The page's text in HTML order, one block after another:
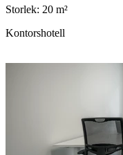
Storlek: 20 m²
Kontorshotell